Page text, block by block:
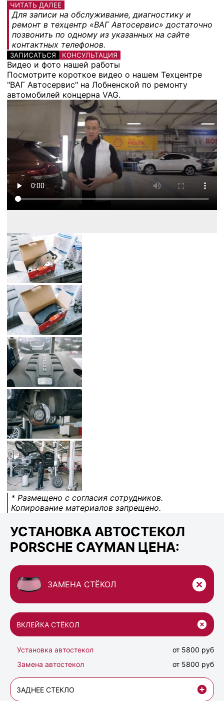
ЧИТАТЬ ДАЛЕЕ
Для записи на обслуживание, диагностику и
ремонт в техцентр «ВАГ Автосервис» достаточно
позвонить по одному из указанных на сайте
контактных телефонов.
ЗАПИСАТЬСЯ КОНСУЛЬТАЦИЯ
Видео и фото нашей работы
Посмотрите короткое видео о нашем Техцентре
"ВАГ Автосервис" на Лобненской по ремонту
автомобилей концерна VAG.
* Размещено с согласия сотрудников.
Копирование материалов запрещено.
УСТАНОВКА АВТОСТЕКОЛ
PORSCHE CAYMAN ЦЕНА:
ЗАМЕНА СТЁКОЛ
ВКЛЕЙКА СТЁКОЛ
Установка автостекол
от 5800 руб
Замена автостекол
от 5800 руб
ЗАДНЕЕ СТЕКЛО